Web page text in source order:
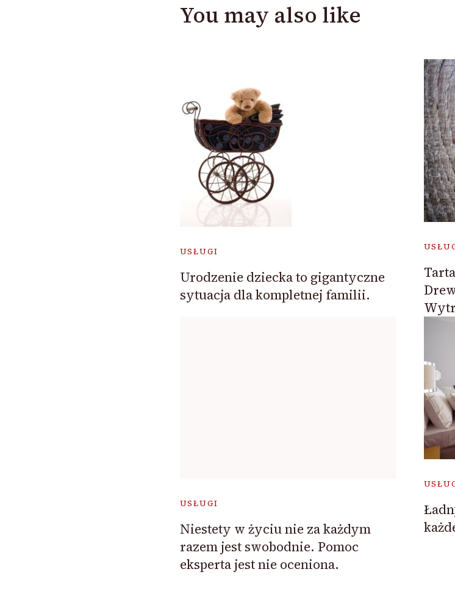
You may also like
USŁUGI
Urodzenie dziecka to gigantyczne
sytuacja dla kompletnej familii.
USŁUGI
Niestety w życiu nie za każdym
razem jest swobodnie. Pomoc
eksperta jest nie oceniona.